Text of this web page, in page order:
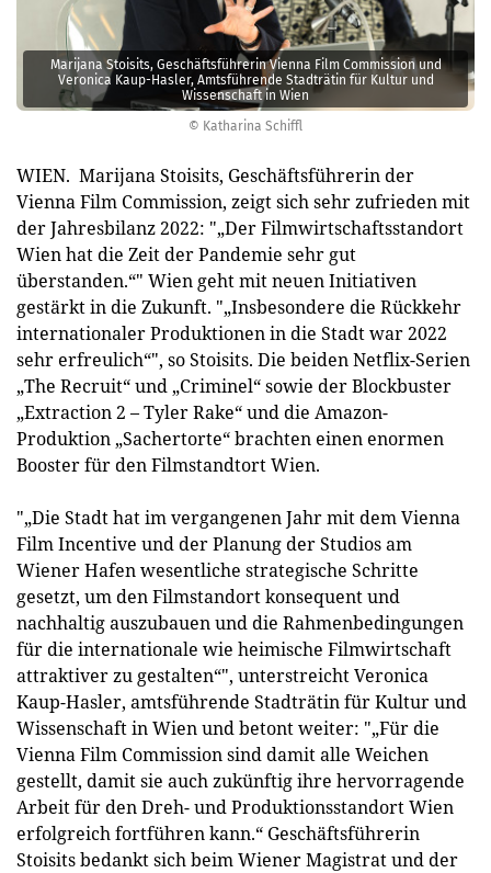
© Katharina Schiffl
Marijana Stoisits, Geschäftsführerin Vienna Film Commission und
Veronica Kaup-Hasler, Amtsführende Stadträtin für Kultur und
Wissenschaft in Wien
WIEN. Marijana Stoisits, Geschäftsführerin der
Vienna Film Commission, zeigt sich sehr zufrieden mit
der Jahresbilanz 2022: "„Der Filmwirtschaftsstandort
Wien hat die Zeit der Pandemie sehr gut
überstanden.“" Wien geht mit neuen Initiativen
gestärkt in die Zukunft. "„Insbesondere die Rückkehr
internationaler Produktionen in die Stadt war 2022
sehr erfreulich“", so Stoisits. Die beiden Netflix-Serien
„The Recruit“ und „Criminel“ sowie der Blockbuster
„Extraction 2 – Tyler Rake“ und die Amazon-
Produktion „Sachertorte“ brachten einen enormen
Booster für den Filmstandtort Wien.
"„Die Stadt hat im vergangenen Jahr mit dem Vienna
Film Incentive und der Planung der Studios am
Wiener Hafen wesentliche strategische Schritte
gesetzt, um den Filmstandort konsequent und
nachhaltig auszubauen und die Rahmenbedingungen
für die internationale wie heimische Filmwirtschaft
attraktiver zu gestalten“", unterstreicht Veronica
Kaup-Hasler, amtsführende Stadträtin für Kultur und
Wissenschaft in Wien und betont weiter: "„Für die
Vienna Film Commission sind damit alle Weichen
gestellt, damit sie auch zukünftig ihre hervorragende
Arbeit für den Dreh- und Produktionsstandort Wien
erfolgreich fortführen kann.“ Geschäftsführerin
Stoisits bedankt sich beim Wiener Magistrat und der